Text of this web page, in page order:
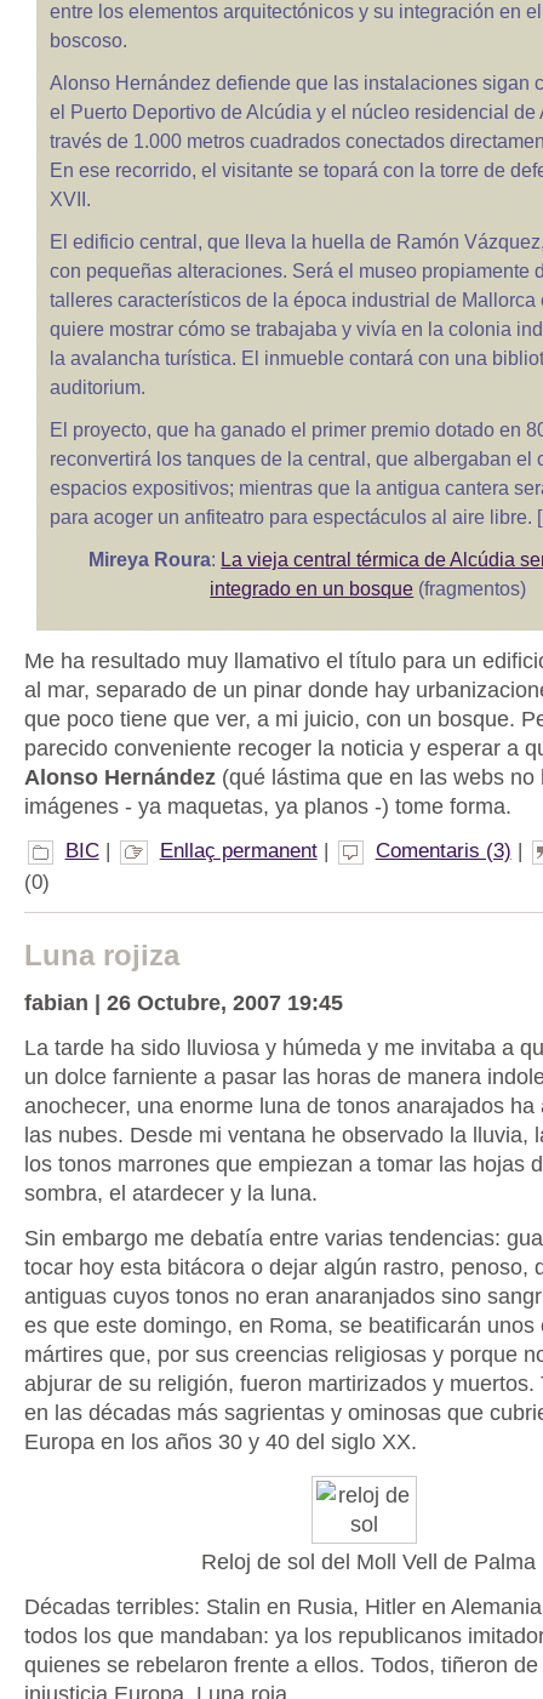
entre los elementos arquitectónicos y su integración en
boscoso.
Alonso Hernández defiende que las instalaciones sigan
el Puerto Deportivo de Alcúdia y el núcleo residencial de
través de 1.000 metros cuadrados conectados
En ese recorrido, el visitante se topará con la torre de
XVII.
El edificio central, que lleva la huella de Ramón
con pequeñas alteraciones. Será el museo propiamente
talleres característicos de la época industrial de Mallorca
quiere mostrar cómo se trabajaba y vivía en la colonia
la avalancha turística. El inmueble contará con una
auditorium.
El proyecto, que ha ganado el primer premio dotado en
reconvertirá los tanques de la central, que albergaban el
espacios expositivos; mientras que la antigua cantera
para acoger un anfiteatro para espectáculos al aire libre.
Mireya Roura: La vieja central térmica de Alcúdia
integrado en un bosque (fragmentos)
Me ha resultado muy llamativo el título para un
al mar, separado de un pinar donde hay
que poco tiene que ver, a mi juicio, con un bosque.
parecido conveniente recoger la noticia y esperar a
Alonso Hernández(qué lástima que en las webs no
imágenes - ya maquetas, ya planos -) tome forma.
BIC| Enllaç permanent| Comentaris (3)
(0)
Luna rojiza
fabian | 26 Octubre, 2007 19:45
La tarde ha sido lluviosa y húmeda y me invitaba a
un dolce farniente a pasar las horas de manera
anochecer, una enorme luna de tonos anarajados ha
las nubes. Desde mi ventana he observado la lluvia,
los tonos marrones que empiezan a tomar las hojas
sombra, el atardecer y la luna.
Sin embargo me debatía entre varias tendencias:
tocar hoy esta bitácora o dejar algún rastro, penoso,
antiguas cuyos tonos no eran anaranjados sino
es que este domingo, en Roma, se beatificarán unos
mártires que, por sus creencias religiosas y porque
abjurar de su religión, fueron martirizados y muertos.
en las décadas más sagrientas y ominosas que
Europa en los años 30 y 40 del siglo XX.
Reloj de sol del Moll Vell de Palma
Décadas terribles: Stalin en Rusia, Hitler en
todos los que mandaban: ya los republicanos
quienes se rebelaron frente a ellos. Todos, tiñeron
injusticia Europa. Luna roja.